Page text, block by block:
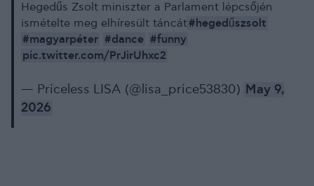
Hegedűs Zsolt miniszter a Parlament lépcsőjén
ismételte meg elhíresült táncát#hegedűszsolt
#magyarpéter #dance #funny
pic.twitter.com/PrJirUhxc2
— Priceless LISA (@lisa_price53830) May 9,
2026